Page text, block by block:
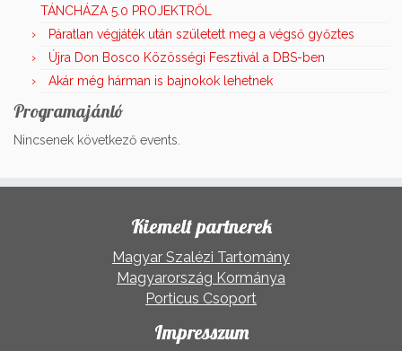
TÁNCHÁZA 5.0 PROJEKTRŐL
Páratlan végjáték után született meg a végső győztes
Újra Don Bosco Közösségi Fesztivál a DBS-ben
Akár még hárman is bajnokok lehetnek
Programajánló
Nincsenek következő events.
Kiemelt partnerek
Magyar Szalézi Tartomány
Magyarország Kormánya
Porticus Csoport
Impresszum